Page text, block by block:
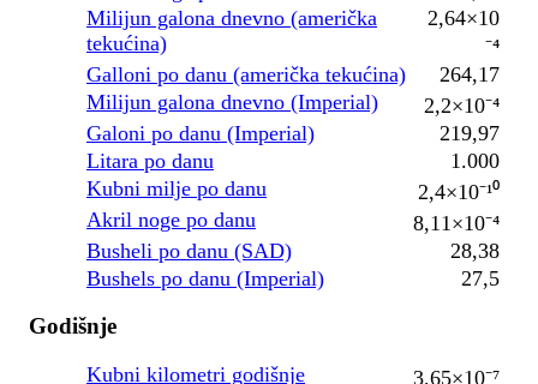
Milijun galona dnevno (američka
tekućina)
2,64×10
⁻⁴
Galloni po danu (američka tekućina)
264,17
Milijun galona dnevno (Imperial)
2,2×10⁻⁴
Galoni po danu (Imperial)
219,97
Litara po danu
1.000
Kubni milje po danu
2,4×10⁻¹⁰
Akril noge po danu
8,11×10⁻⁴
Busheli po danu (SAD)
28,38
Bushels po danu (Imperial)
27,5
Godišnje
Kubni kilometri godišnje 3,65×10⁻⁷